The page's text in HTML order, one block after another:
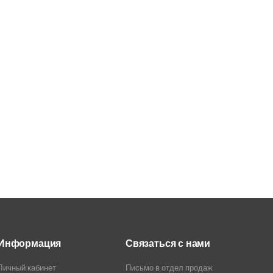
кабинет
Связаться с нами
Письмо в отдел продаж